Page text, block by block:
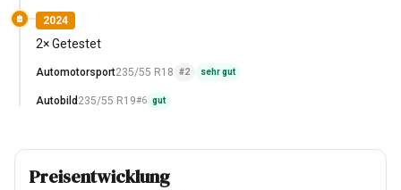
2024
2× Getestet
Automotorsport235/55 R18 #2 sehr gut
Autobild 235/55 R19#6 gut
Preisentwicklung